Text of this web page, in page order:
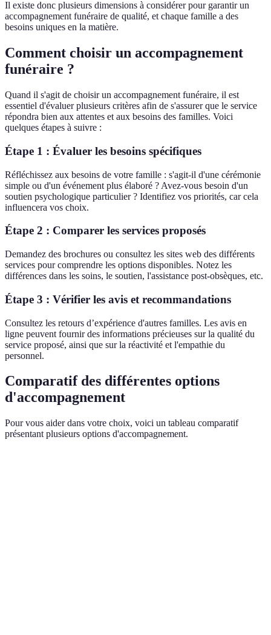
Il existe donc plusieurs dimensions à considérer pour garantir un
accompagnement funéraire de qualité, et chaque famille a des
besoins uniques en la matière.
Comment choisir un accompagnement
funéraire ?
Quand il s'agit de choisir un accompagnement funéraire, il est
essentiel d'évaluer plusieurs critères afin de s'assurer que le service
répondra bien aux attentes et aux besoins des familles. Voici
quelques étapes à suivre :
Étape 1 : Évaluer les besoins spécifiques
Réfléchissez aux besoins de votre famille : s'agit-il d'une cérémonie
simple ou d'un événement plus élaboré ? Avez-vous besoin d'un
soutien psychologique particulier ? Identifiez vos priorités, car cela
influencera vos choix.
Étape 2 : Comparer les services proposés
Demandez des brochures ou consultez les sites web des différents
services pour comprendre les options disponibles. Notez les
différences dans les soins, le soutien, l'assistance post-obsèques, etc.
Étape 3 : Vérifier les avis et recommandations
Consultez les retours d’expérience d'autres familles. Les avis en
ligne peuvent fournir des informations précieuses sur la qualité du
service proposé, ainsi que sur la réactivité et l'empathie du
personnel.
Comparatif des différentes options
d'accompagnement
Pour vous aider dans votre choix, voici un tableau comparatif
présentant plusieurs options d'accompagnement.